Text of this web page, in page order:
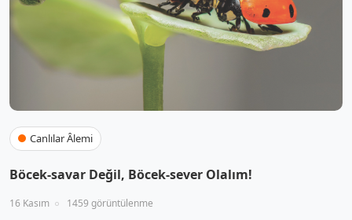
Canlılar Âlemi
Böcek-savar Değil, Böcek-sever Olalım!
16 Kasım 1459 görüntülenme